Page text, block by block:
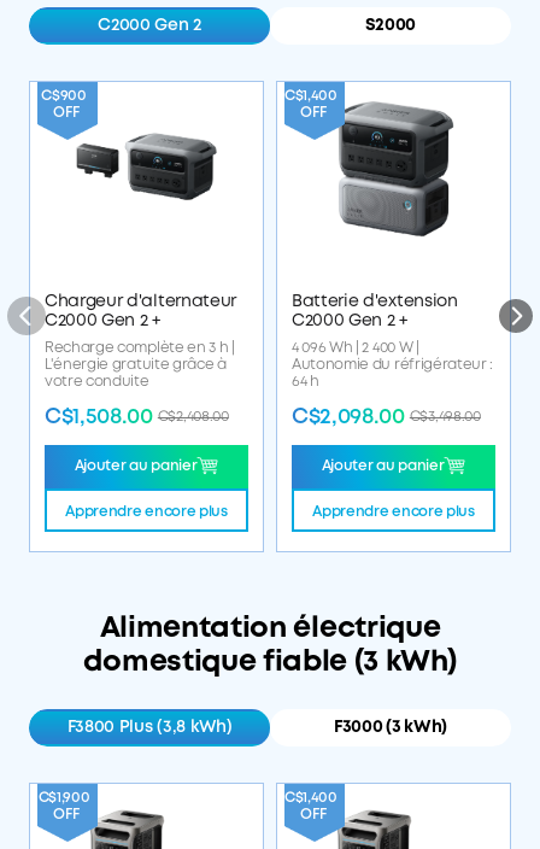
C2000 Gen 2 S2000
C$900
OFF
Chargeur d'alternateur
C2000 Gen 2 +
Recharge complète en 3 h |
L'énergie gratuite grâce à
votre conduite
C$1,508.00 C$2,408.00
Ajouter au panier
Apprendre encore plus
C$1,400
OFF
Batterie d'extension
C2000 Gen 2 +
4 096 Wh | 2 400 W |
Autonomie du réfrigérateur :
64 h
C$2,098.00 C$3,498.00
Ajouter au panier
Apprendre encore plus
Alimentation électrique
domestique fiable (3 kWh)
F3800 Plus (3,8 kWh) F3000 (3 kWh)
C$1,900
OFF
C$1,400
OFF